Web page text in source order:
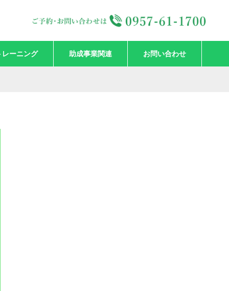
レーニング 助成事業関連 お問い合わせ